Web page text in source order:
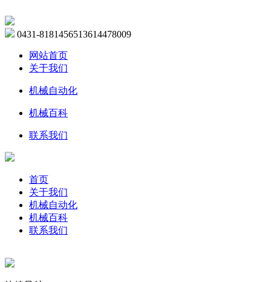
0431-8181456513614478009
网站首页
关于我们
机械自动化
机械百科
联系我们
首页
关于我们
机械自动化
机械百科
联系我们